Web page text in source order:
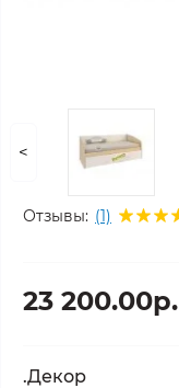
<
Отзывы: (1)
23 200.00р.
.Декор